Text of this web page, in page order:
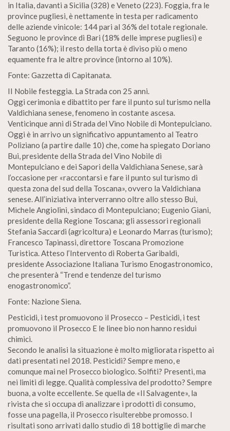
in Italia, davanti a Sicilia (328) e Veneto (223). Foggia, fra le
province pugliesi, è nettamente in testa per radicamento
delle aziende vinicole: 144 pari al 36% del totale regionale.
Seguono le province di Bari (18% delle imprese pugliesi) e
Taranto (16%); il resto della torta è diviso più o meno
equamente fra le altre province (intorno al 10%).
Fonte: Gazzetta di Capitanata.
II Nobile festeggia. La Strada con 25 anni.
Oggi cerimonia e dibattito per fare il punto sul turismo nella
Valdichiana senese, fenomeno in costante ascesa.
Venticinque anni di Strada del Vino Nobile di Montepulciano.
Oggi è in arrivo un significativo appuntamento al Teatro
Poliziano (a partire dalle 10) che, come ha spiegato Doriano
Bui, presidente della Strada del Vino Nobile di
Montepulciano e dei Sapori della Valdichiana Senese, sarà
l’occasione per «raccontarsi e fare il punto sul turismo di
questa zona del sud della Toscana», ovvero la Valdichiana
senese. All’iniziativa interverranno oltre allo stesso Bui,
Michele Angiolini, sindaco di Montepulciano; Eugenio Giani,
presidente della Regione Toscana; gli assessori regionali
Stefania Saccardi (agricoltura) e Leonardo Marras (turismo);
Francesco Tapinassi, direttore Toscana Promozione
Turistica. Atteso l’Intervento di Roberta Garibaldi,
presidente Associazione Italiana Turismo Enogastronomico,
che presenterà “Trend e tendenze del turismo
enogastronomico”.
Fonte: Nazione Siena.
Pesticidi, i test promuovono il Prosecco – Pesticidi, i test
promuovono il Prosecco E le linee bio non hanno residui
chimici.
Secondo le analisi la situazione è molto migliorata rispetto ai
dati presentati nel 2018. Pesticidi? Sempre meno, e
comunque mai nel Prosecco biologico. Solfiti? Presenti, ma
nei limiti di legge. Qualità complessiva del prodotto? Sempre
buona, a volte eccellente. Se quella de «Il Salvagente», la
rivista che si occupa di analizzare i prodotti di consumo,
fosse una pagella, il Prosecco risulterebbe promosso. I
risultati sono arrivati dallo studio di 18 bottiglie di marche